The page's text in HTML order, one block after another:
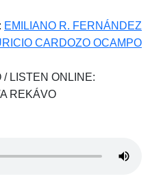
EMILIANO R. FERNÁNDEZ
CARDOZO OCAMPO
LISTEN ONLINE:
REKÁVO